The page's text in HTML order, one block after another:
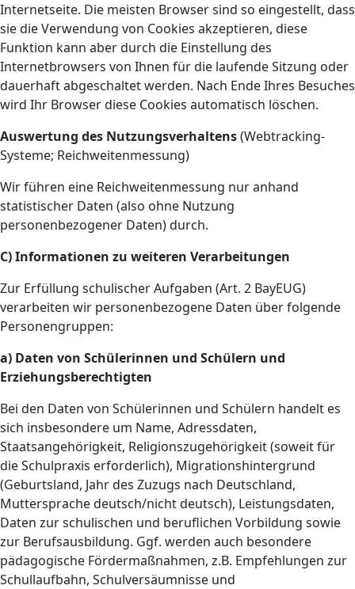
Internetseite. Die meisten Browser sind so eingestellt, dass
sie die Verwendung von Cookies akzeptieren, diese
Funktion kann aber durch die Einstellung des
Internetbrowsers von Ihnen für die laufende Sitzung oder
dauerhaft abgeschaltet werden. Nach Ende Ihres Besuches
wird Ihr Browser diese Cookies automatisch löschen.
Auswertung des Nutzungsverhaltens(Webtracking-
Systeme; Reichweitenmessung)
Wir führen eine Reichweitenmessung nur anhand
statistischer Daten (also ohne Nutzung
personenbezogener Daten) durch.
C) Informationen zu weiteren Verarbeitungen
Zur Erfüllung schulischer Aufgaben (Art. 2 BayEUG)
verarbeiten wir personenbezogene Daten über folgende
Personengruppen:
a) Daten von Schülerinnen und Schülern und
Erziehungsberechtigten
Bei den Daten von Schülerinnen und Schülern handelt es
sich insbesondere um Name, Adressdaten,
Staatsangehörigkeit, Religionszugehörigkeit (soweit für
die Schulpraxis erforderlich), Migrationshintergrund
(Geburtsland, Jahr des Zuzugs nach Deutschland,
Muttersprache deutsch/nicht deutsch), Leistungsdaten,
Daten zur schulischen und beruflichen Vorbildung sowie
zur Berufsausbildung. Ggf. werden auch besondere
pädagogische Fördermaßnahmen, z.B. Empfehlungen zur
Schullaufbahn, Schulversäumnisse und